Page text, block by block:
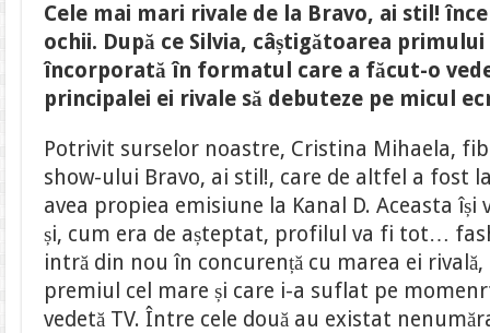
cu
exploziv!
mai
rivale
Bravo,
ai
stil!
intra
în
concurență
directă
în
grila
Kanal
D
Cele mai mari rivale de la Bravo, ai stil!
ochii. După ce Silvia, câștigătoarea
încorporată în formatul care a făcut-o
principalei ei rivale să debuteze pe micul
Potrivit surselor noastre, Cristina Mihaela,
show-ului Bravo, ai stil!, care de altfel a fost
avea propiea emisiune la Kanal D. Aceasta
și, cum era de așteptat, profilul va fi tot…
intră din nou în concurență cu marea ei
premiul cel mare și care i-a suflat pe
vedetă TV. Între cele două au existat